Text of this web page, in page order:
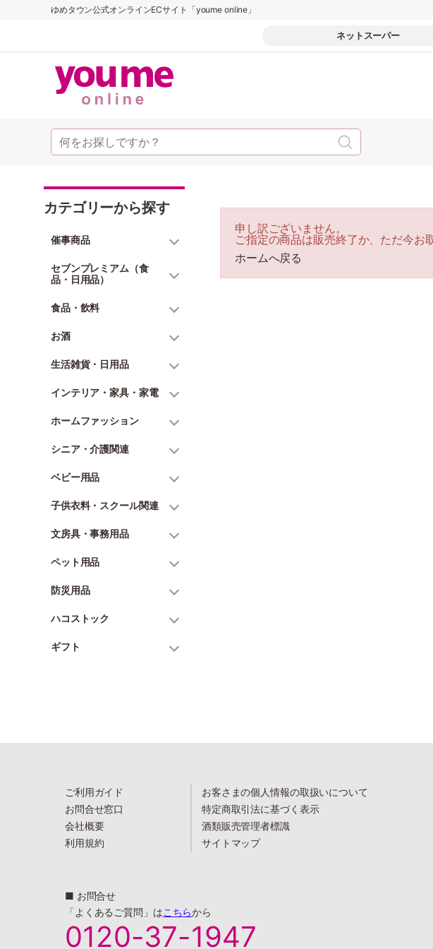
ゆめタウン公式オンラインECサイト「youme online」
ネットスーパー
カテゴリーから探す
催事商品
セブンプレミアム（食
品・日用品）
食品・飲料
お酒
生活雑貨・日用品
インテリア・家具・家電
ホームファッション
シニア・介護関連
ベビー用品
子供衣料・スクール関連
文房具・事務用品
ペット用品
防災用品
ハコストック
ギフト
申し訳ございません。
ご指定の商品は販売終了か、ただ今お
ホームへ戻る
ご利用ガイド
お問合せ窓口
会社概要
利用規約
お客さまの個人情報の取扱いについて
特定商取引法に基づく表示
酒類販売管理者標識
サイトマップ
■ お問合せ
「よくあるご質問」はこちらから
0120-37-1947